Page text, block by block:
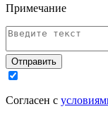
Примечание
Отправить
Согласен с